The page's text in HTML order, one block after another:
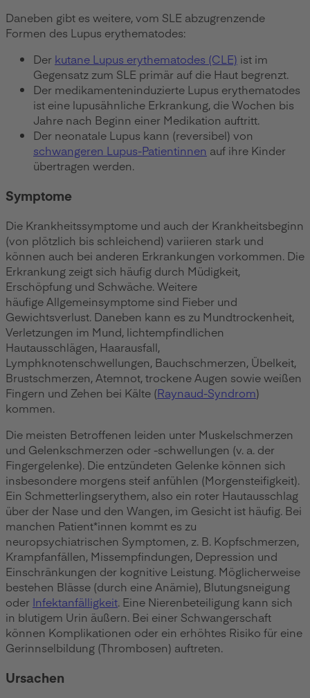
Daneben gibt es weitere, vom SLE abzugrenzende
Formen des Lupus erythematodes:
Der kutane Lupus erythematodes (CLE) ist im
Gegensatz zum SLE primär auf die Haut begrenzt.
Der medikamenteninduzierte Lupus erythematodes
ist eine lupusähnliche Erkrankung, die Wochen bis
Jahre nach Beginn einer Medikation auftritt.
Der neonatale Lupus kann (reversibel) von
schwangeren Lupus-Patientinnen auf ihre Kinder
übertragen werden.
Symptome
Die Krankheitssymptome und auch der Krankheitsbeginn
(von plötzlich bis schleichend) variieren stark und
können auch bei anderen Erkrankungen vorkommen. Die
Erkrankung zeigt sich häufig durch Müdigkeit,
Erschöpfung und Schwäche. Weitere
häufige Allgemeinsymptome sind Fieber und
Gewichtsverlust. Daneben kann es zu Mundtrockenheit,
Verletzungen im Mund, lichtempfindlichen
Hautausschlägen, Haarausfall,
Lymphknotenschwellungen, Bauchschmerzen, Übelkeit,
Brustschmerzen, Atemnot, trockene Augen sowie weißen
Fingern und Zehen bei Kälte (Raynaud-Syndrom)
kommen.
Die meisten Betroffenen leiden unter Muskelschmerzen
und Gelenkschmerzen oder -schwellungen (v. a. der
Fingergelenke). Die entzündeten Gelenke können sich
insbesondere morgens steif anfühlen (Morgensteifigkeit).
Ein Schmetterlingserythem, also ein roter Hautausschlag
über der Nase und den Wangen, im Gesicht ist häufig. Bei
manchen Patient*innen kommt es zu
neuropsychiatrischen Symptomen, z. B. Kopfschmerzen,
Krampfanfällen, Missempfindungen, Depression und
Einschränkungen der kognitive Leistung. Möglicherweise
bestehen Blässe (durch eine Anämie), Blutungsneigung
oder Infektanfälligkeit. Eine Nierenbeteiligung kann sich
in blutigem Urin äußern. Bei einer Schwangerschaft
können Komplikationen oder ein erhöhtes Risiko für eine
Gerinnselbildung (Thrombosen) auftreten.
Ursachen